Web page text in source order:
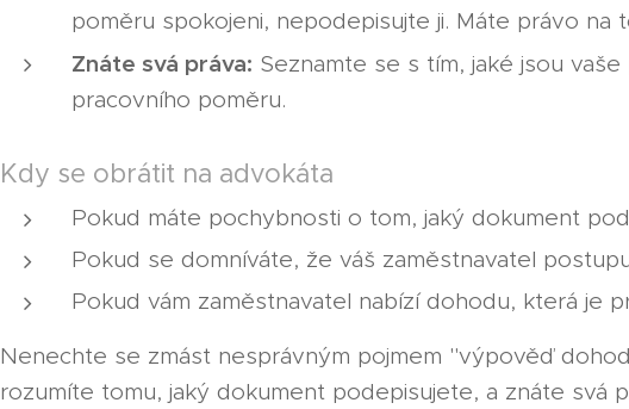
poměru spokojeni, nepodepisujte ji. Máte právo na
Znáte svá práva: Seznamte se s tím, jaké jsou
pracovního poměru.
Kdy se obrátit na advokáta
Pokud máte pochybnosti o tom, jaký dokument
Pokud se domníváte, že váš zaměstnavatel
Pokud vám zaměstnavatel nabízí dohodu, která je
Nenechte se zmást nesprávným pojmem "výpověď
rozumíte tomu, jaký dokument podepisujete, a znáte svá